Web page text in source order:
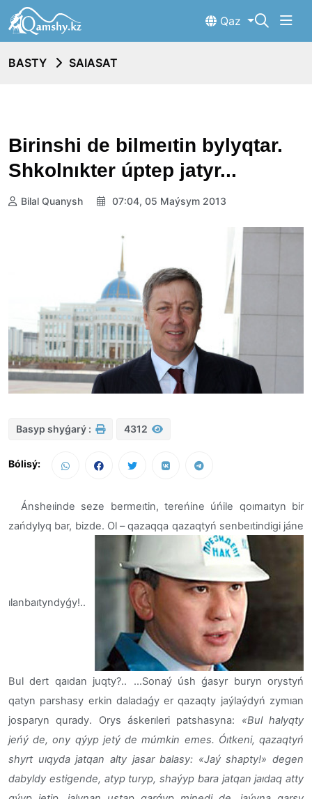
Qaz
BASTY SAIASAT
Birinshi de bilmeıtin bylyqtar.
Shkolnıkter úptep jatyr...
Bilal Quanysh 07:04, 05 Maýsym 2013
Basyp shyǵarý : 4312
Bólisý:
Ánsheıinde seze bermeıtin, tereńine úńile qoımaıtyn bir
zańdylyq bar, bizde. Ol – qazaqqa qazaqtyń senbeıtindigi jáne
ılanbaıtyndyǵy!..
Bul dert qaıdan juqty?..
...Sonaý úsh ǵasyr buryn orystyń
qatyn parshasy erkin daladaǵy er qazaqty jaýlaýdyń zymıan
josparyn qurady. Orys áskerıleri patshasyna: «Bul halyqty
jeńý de, ony qýyp jetý de múmkin emes. Óıtkeni, qazaqtyń
shyrt uıqyda jatqan alty jasar balasy: «Jaý shapty!» degen
dabyldy estigende, atyp turyp, shaýyp bara jatqan jaıdaq atty